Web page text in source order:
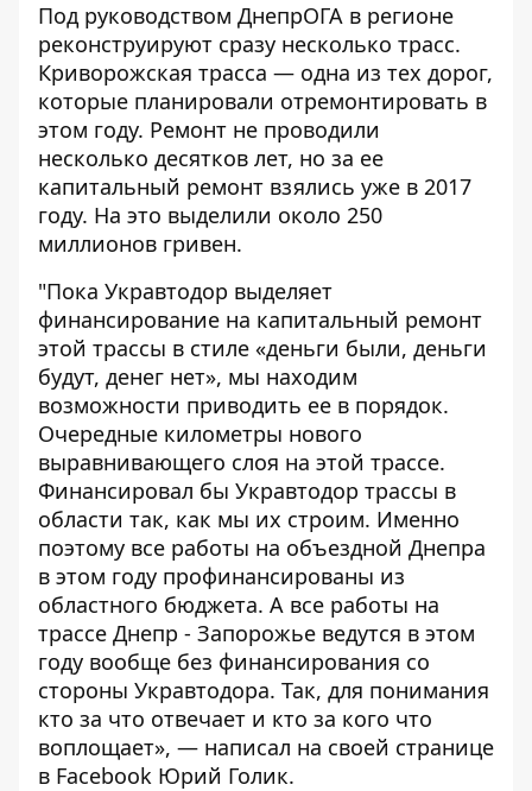
Под руководством ДнепрОГА в регионе
реконструируют сразу несколько трасс.
Криворожская трасса — одна из тех дорог,
которые планировали отремонтировать в
этом году. Ремонт не проводили
несколько десятков лет, но за ее
капитальный ремонт взялись уже в 2017
году. На это выделили около 250
миллионов гривен.
"Пока Укравтодор выделяет
финансирование на капитальный ремонт
этой трассы в стиле «деньги были, деньги
будут, денег нет», мы находим
возможности приводить ее в порядок.
Очередные километры нового
выравнивающего слоя на этой трассе.
Финансировал бы Укравтодор трассы в
области так, как мы их строим. Именно
поэтому все работы на объездной Днепра
в этом году профинансированы из
областного бюджета. А все работы на
трассе Днепр - Запорожье ведутся в этом
году вообще без финансирования со
стороны Укравтодора. Так, для понимания
кто за что отвечает и кто за кого что
воплощает», — написал на своей странице
в Facebook Юрий Голик.